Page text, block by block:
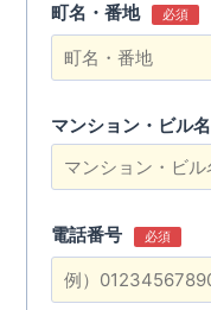
町名・番地 必須
マンション・ビル名
電話番号 必須